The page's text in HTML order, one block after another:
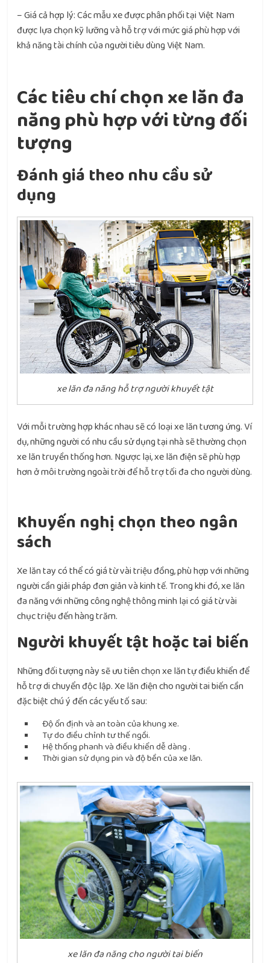
– Giá cả hợp lý: Các mẫu xe được phân phối tại Việt Nam
được lựa chọn kỹ lưỡng và hỗ trợ với mức giá phù hợp với
khả năng tài chính của người tiêu dùng Việt Nam.
Các tiêu chí chọn xe lăn đa
năng phù hợp với từng đối
tượng
Đánh giá theo nhu cầu sử
dụng
xe lăn đa năng hỗ trợ người khuyết tật
Với mỗi trường hợp khác nhau sẽ có loại xe lăn tương ứng. Ví
dụ, những người có nhu cầu sử dụng tại nhà sẽ thường chọn
xe lăn truyền thống hơn. Ngược lại, xe lăn điện sẽ phù hợp
hơn ở môi trường ngoài trời để hỗ trợ tối đa cho người dùng.
Khuyến nghị chọn theo ngân
sách
Xe lăn tay có thể có giá từ vài triệu đồng, phù hợp với những
người cần giải pháp đơn giản và kinh tế. Trong khi đó, xe lăn
đa năng với những công nghệ thông minh lại có giá từ vài
chục triệu đến hàng trăm.
Người khuyết tật hoặc tai biến
Những đối tượng này sẽ ưu tiên chọn xe lăn tự điều khiển để
hỗ trợ di chuyển độc lập. Xe lăn điện cho người tai biến cần
đặc biệt chú ý đến các yếu tố sau:
Độ ổn định và an toàn của khung xe.
Tự do điều chỉnh tư thế ngồi.
Hệ thống phanh và điều khiển dễ dàng .
Thời gian sử dụng pin và độ bền của xe lăn.
xe lăn đa năng cho người tai biến